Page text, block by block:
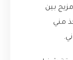
بين
مني